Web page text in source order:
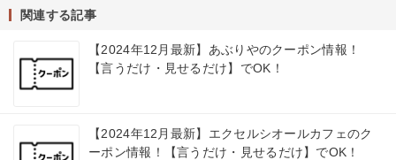
関連する記事
【2024年12月最新】あぶりやのクーポン情報！
【言うだけ・見せるだけ】でOK！
【2024年12月最新】エクセルシオールカフェのク
ーポン情報！【言うだけ・見せるだけ】でOK！